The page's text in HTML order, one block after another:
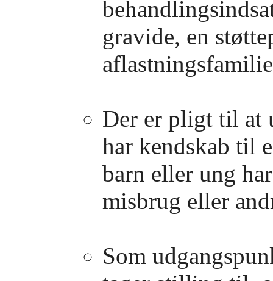
gravide, en
Der er pligt til at
har kendskab til
barn eller ung
misbrug eller
Som